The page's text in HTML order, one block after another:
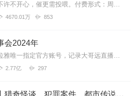
全程引人入胜，越看越上头！
收听须知：不许不开心，催更需投喂。付费形式：周一付费更新，周四免费更新。不定期加更。会员免费听，或单期2.99元订购听（二选一即可）！本节目由喜马拉雅独家出品说...
4670.01万 853
会2024年
大哥远喜马拉雅唯一指定官方账号，记录大哥远直播时讲述每段故事会，用最接地气的东北话带你身临其境走进每一段故事会，你笑了就行，不要纠结故事的真实性。故事消失的就是...
2.77亿 297
生人勿近丨猎奇怪谈、犯罪案件、都市传说、未解之谜